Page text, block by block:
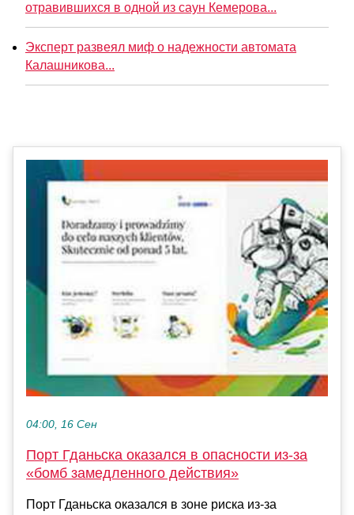
отравившихся в одной из саун Кемерова...
Эксперт развеял миф о надежности автомата
Калашникова...
04:00, 16 Сен
Порт Гданьска оказался в опасности из-за
«бомб замедленного действия»
Порт Гданьска оказался в зоне риска из-за